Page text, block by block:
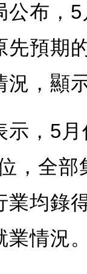
公布，
先預期
況，顯
示，5
，全
業均錄
業情況